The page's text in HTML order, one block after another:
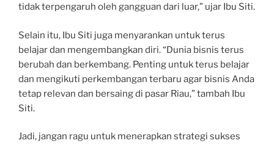
tidak terpengaruh oleh gangguan dari luar,” ujar Ibu Siti.
Selain itu, Ibu Siti juga menyarankan untuk terus
belajar dan mengembangkan diri. “Dunia bisnis terus
berubah dan berkembang. Penting untuk terus belajar
dan mengikuti perkembangan terbaru agar bisnis Anda
tetap relevan dan bersaing di pasar Riau,” tambah Ibu
Siti.
Jadi, jangan ragu untuk menerapkan strategi sukses